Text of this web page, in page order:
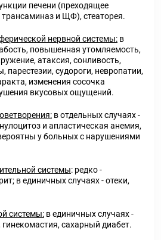
печени (преходящее
и ЩФ), стеаторея.
нервной системы: в
повышенная утомляемость,
атаксия, сонливость,
парестезии, судороги, невропатии,
изменения сосочка
вкусовых ощущений.
в отдельных случаях -
и апластическая анемия,
у больных с нарушениями
системы: редко -
в единичных случаях - отеки,
системы: в единичных случаях -
сахарный диабет.